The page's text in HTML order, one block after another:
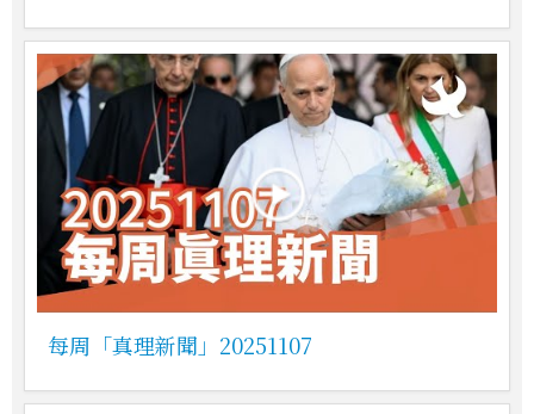
每周「真理新聞」20251107